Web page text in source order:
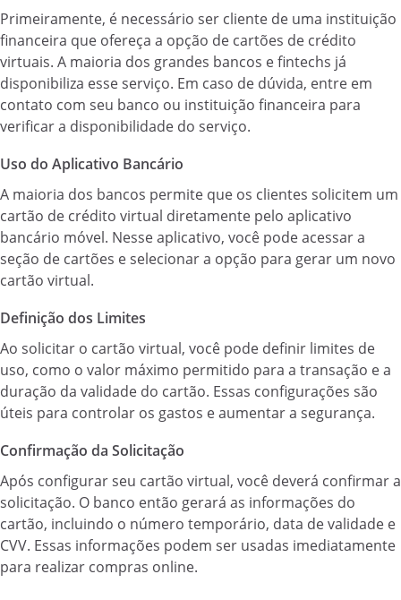
Primeiramente, é necessário ser cliente de uma instituição
financeira que ofereça a opção de cartões de crédito
virtuais. A maioria dos grandes bancos e fintechs já
disponibiliza esse serviço. Em caso de dúvida, entre em
contato com seu banco ou instituição financeira para
verificar a disponibilidade do serviço.
Uso do Aplicativo Bancário
A maioria dos bancos permite que os clientes solicitem um
cartão de crédito virtual diretamente pelo aplicativo
bancário móvel. Nesse aplicativo, você pode acessar a
seção de cartões e selecionar a opção para gerar um novo
cartão virtual.
Definição dos Limites
Ao solicitar o cartão virtual, você pode definir limites de
uso, como o valor máximo permitido para a transação e a
duração da validade do cartão. Essas configurações são
úteis para controlar os gastos e aumentar a segurança.
Confirmação da Solicitação
Após configurar seu cartão virtual, você deverá confirmar a
solicitação. O banco então gerará as informações do
cartão, incluindo o número temporário, data de validade e
CVV. Essas informações podem ser usadas imediatamente
para realizar compras online.